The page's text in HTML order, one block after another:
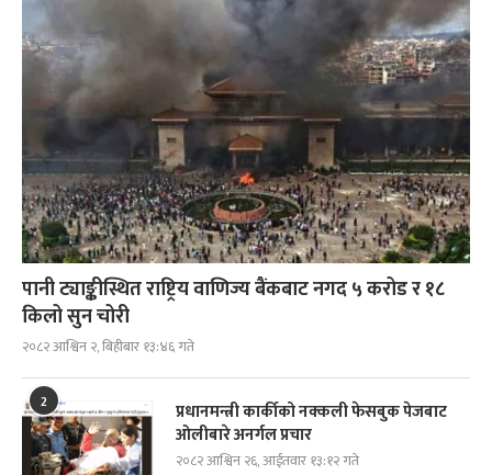
पानी ट्याङ्कीस्थित राष्ट्रिय वाणिज्य बैंकबाट नगद ५ करोड र १८
किलो सुन चोरी
२०८२ आश्विन २, बिहीबार १३:४६ गते
2
प्रधानमन्त्री कार्कीको नक्कली फेसबुक पेजबाट
ओलीबारे अनर्गल प्रचार
२०८२ आश्विन २६, आईतवार १३:१२ गते